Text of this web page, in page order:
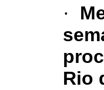
·
Rio